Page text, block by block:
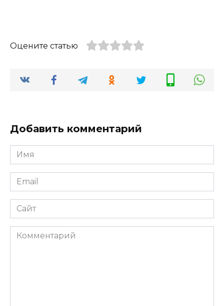
Оцените статью
Добавить комментарий
Имя
*
Email
*
Сайт
Комментарий